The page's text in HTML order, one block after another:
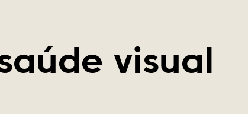
visual